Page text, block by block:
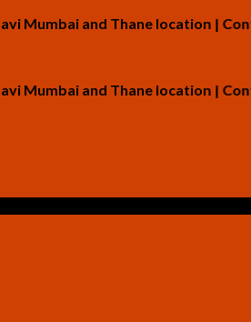
and Thane location | Contact on
and Thane location | Contact on